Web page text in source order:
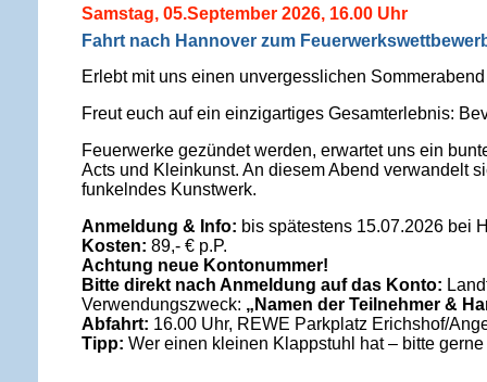
Samstag, 05.September 2026, 16.00 Uhr
Fahrt nach Hannover zum
Erlebt mit uns einen unvergesslichen
Freut euch auf ein einzigartiges Gesamterlebnis:
Feuerwerke gezündet werden, erwartet uns ein
Acts und Kleinkunst. An diesem Abend verwandelt
funkelndes Kunstwerk.
Anmeldung & Info: bis spätestens 15.07.2026 bei
Kosten: 89,- € p.P.
Achtung neue Kontonummer!
Bitte direkt nach Anmeldung auf das Konto:
Verwendungszweck: „Namen der Teilnehmer &
Abfahrt: 16.00 Uhr, REWE Parkplatz Erichshof/
Tipp: Wer einen kleinen Klappstuhl hat – bitte